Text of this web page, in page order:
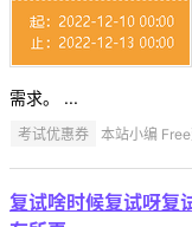
需求。 ...
考试优惠券 本站小编
复试啥时候复试呀复